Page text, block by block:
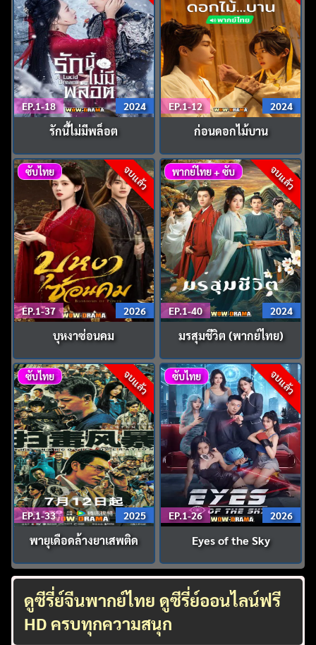
EP.1-18 2024
รักนี้ไม่มีพล็อต
EP.1-12 2024
ก่อนดอกไม้บาน
จบแล้ว
ซับไทย
EP.1-37 2026
บุหงาซ่อนคม
จบแล้ว
พากย์ไทย + ซับ
EP.1-40 2024
มรสุมชีวิต (พากย์ไทย)
จบแล้ว
ซับไทย
EP.1-33 2025
พายุเดือดล้างยาเสพติด
จบแล้ว
ซับไทย
EP.1-26 2026
Eyes of the Sky
ดูซีรี่ย์จีนพากย์ไทย ดูซีรี่ย์ออนไลน์ฟรี
HD ครบทุกความสนุก